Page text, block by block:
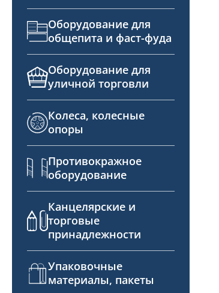
Оборудование для
общепита и фаст-фуда
Оборудование для
уличной торговли
Колеса, колесные
опоры
Противокражное
оборудование
Канцелярские и
торговые
принадлежности
Упаковочные
материалы, пакеты